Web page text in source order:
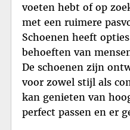
voeten hebt of op
met een ruimere
Schoenen heeft
behoeften van
De schoenen zijn
voor zowel stijl als
kan genieten van
perfect passen en er